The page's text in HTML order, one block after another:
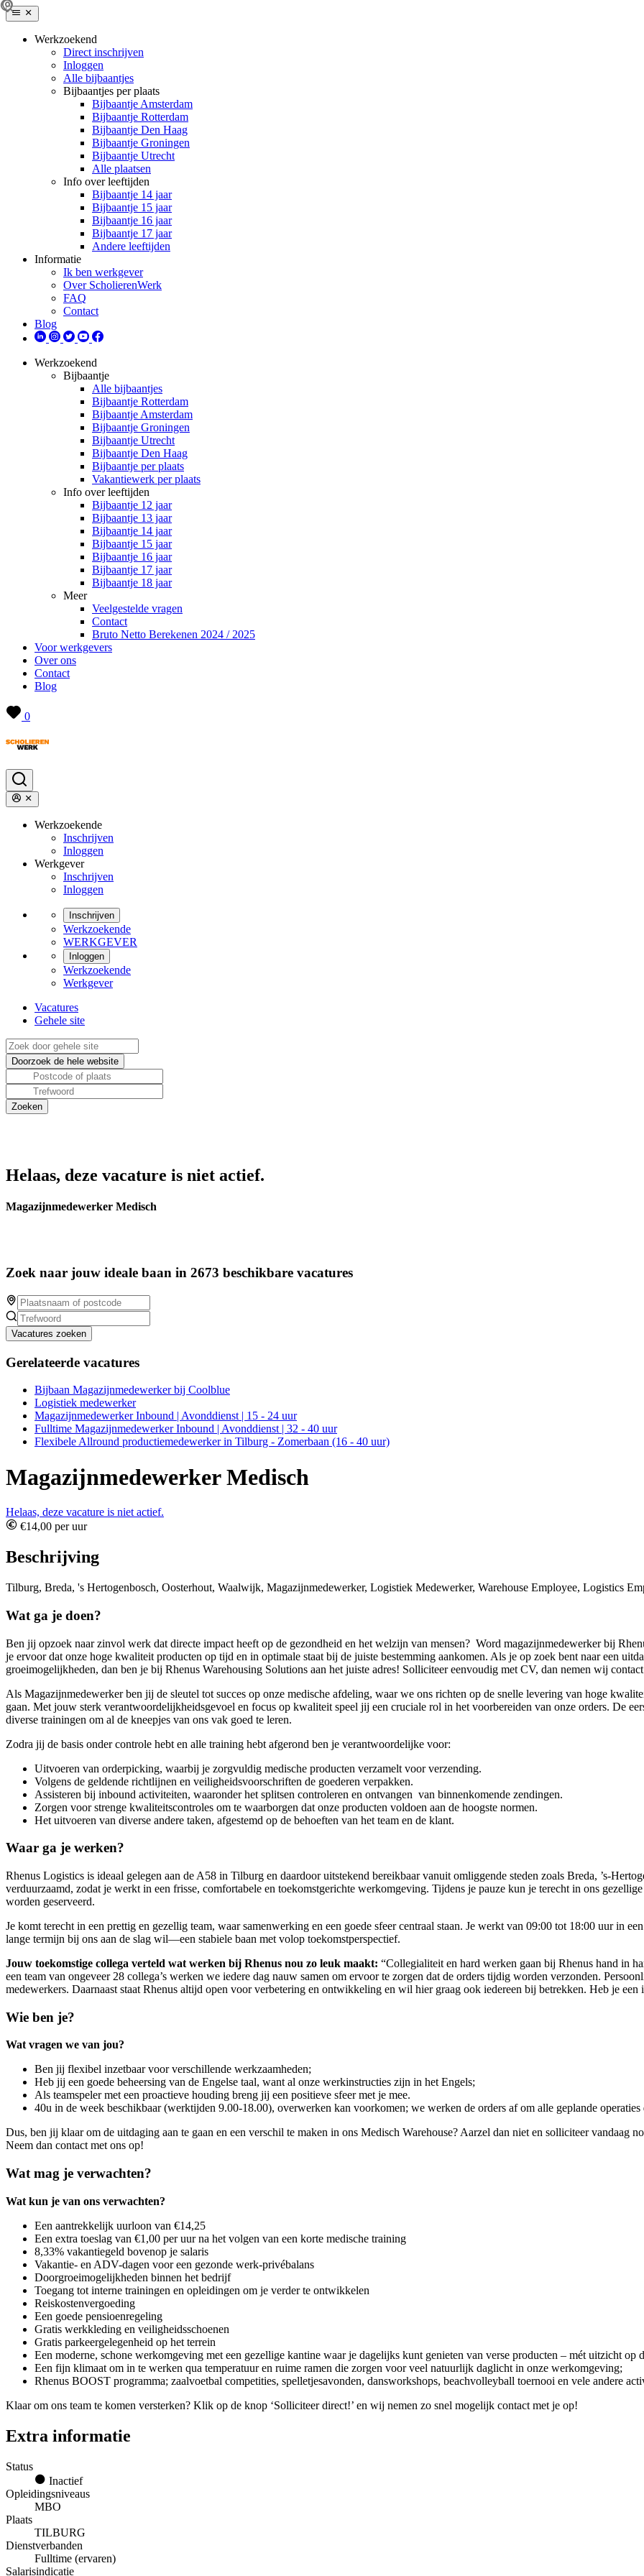
Werkzoekend
Direct inschrijven
Inloggen
Alle bijbaantjes
Bijbaantjes per plaats
Bijbaantje Amsterdam
Bijbaantje Rotterdam
Bijbaantje Den Haag
Bijbaantje Groningen
Bijbaantje Utrecht
Alle plaatsen
Info over leeftijden
Bijbaantje 14 jaar
Bijbaantje 15 jaar
Bijbaantje 16 jaar
Bijbaantje 17 jaar
Andere leeftijden
Informatie
Ik ben werkgever
Over ScholierenWerk
FAQ
Contact
Blog
Werkzoekend
Bijbaantje
Alle bijbaantjes
Bijbaantje Rotterdam
Bijbaantje Amsterdam
Bijbaantje Groningen
Bijbaantje Utrecht
Bijbaantje Den Haag
Bijbaantje per plaats
Vakantiewerk per plaats
Info over leeftijden
Bijbaantje 12 jaar
Bijbaantje 13 jaar
Bijbaantje 14 jaar
Bijbaantje 15 jaar
Bijbaantje 16 jaar
Bijbaantje 17 jaar
Bijbaantje 18 jaar
Meer
Veelgestelde vragen
Contact
Bruto Netto Berekenen 2024 / 2025
Voor werkgevers
Over ons
Contact
Blog
0
Werkzoekende
Inschrijven
Inloggen
Werkgever
Inschrijven
Inloggen
Inschrijven
Werkzoekende
WERKGEVER
Inloggen
Werkzoekende
Werkgever
Vacatures
Gehele site
Helaas, deze vacature is niet actief.
Magazijnmedewerker Medisch
Zoek naar jouw ideale baan in 2673 beschikbare vacatures
Vacatures zoeken
Gerelateerde vacatures
Bijbaan Magazijnmedewerker bij Coolblue
Logistiek medewerker
Magazijnmedewerker Inbound | Avonddienst | 15 - 24 uur
Fulltime Magazijnmedewerker Inbound | Avonddienst | 32 - 40 uur
Flexibele Allround productiemedewerker in Tilburg - Zomerbaan (16 - 40 uur)
Magazijnmedewerker Medisch
Helaas, deze vacature is niet actief.
€14,00 per uur
Beschrijving
Tilburg, Breda, 's Hertogenbosch, Oosterhout, Waalwijk, Magazijnmedewerker, Logistiek Medewerker, Warehouse Employee, Logistics
Wat ga je doen?
Ben jij opzoek naar zinvol werk dat directe impact heeft op de gezondheid en het welzijn van mensen? Word magazijnmedewerker bij
je ervoor dat onze hoge kwaliteit producten op tijd en in optimale staat bij de juiste bestemming aankomen. Als je op zoek bent naar een
groeimogelijkheden, dan ben je bij Rhenus Warehousing Solutions aan het juiste adres! Solliciteer eenvoudig met CV, dan nemen wij
Als Magazijnmedewerker ben jij de sleutel tot succes op onze medische afdeling, waar we ons richten op de snelle levering van hoge
gaan. Met jouw sterk verantwoordelijkheidsgevoel en focus op kwaliteit speel jij een cruciale rol in het voorbereiden van onze orders. De
diverse trainingen om al de kneepjes van ons vak goed te leren.
Zodra jij de basis onder controle hebt en alle training hebt afgerond ben je verantwoordelijke voor:
Uitvoeren van orderpicking, waarbij je zorgvuldig medische producten verzamelt voor verzending.
Volgens de geldende richtlijnen en veiligheidsvoorschriften de goederen verpakken.
Assisteren bij inbound activiteiten, waaronder het splitsen controleren en ontvangen van binnenkomende zendingen.
Zorgen voor strenge kwaliteitscontroles om te waarborgen dat onze producten voldoen aan de hoogste normen.
Het uitvoeren van diverse andere taken, afgestemd op de behoeften van het team en de klant.
Waar ga je werken?
Rhenus Logistics is ideaal gelegen aan de A58 in Tilburg en daardoor uitstekend bereikbaar vanuit omliggende steden zoals Breda, ’s-
verduurzaamd, zodat je werkt in een frisse, comfortabele en toekomstgerichte werkomgeving. Tijdens je pauze kun je terecht in ons
worden geserveerd.
Je komt terecht in een prettig en gezellig team, waar samenwerking en een goede sfeer centraal staan. Je werkt van 09:00 tot 18:00 uur in
lange termijn bij ons aan de slag wil—een stabiele baan met volop toekomstperspectief.
Jouw toekomstige collega verteld wat werken bij Rhenus nou zo leuk maakt: “Collegialiteit en hard werken gaan bij Rhenus hand in
een team van ongeveer 28 collega’s werken we iedere dag nauw samen om ervoor te zorgen dat de orders tijdig worden verzonden.
medewerkers. Daarnaast staat Rhenus altijd open voor verbetering en ontwikkeling en wil hier graag ook iedereen bij betrekken. Heb je
Wie ben je?
Wat vragen we van jou?
Ben jij flexibel inzetbaar voor verschillende werkzaamheden;
Heb jij een goede beheersing van de Engelse taal, want al onze werkinstructies zijn in het Engels;
Als teamspeler met een proactieve houding breng jij een positieve sfeer met je mee.
40u in de week beschikbaar (werktijden 9.00-18.00), overwerken kan voorkomen; we werken de orders af om alle geplande
Dus, ben jij klaar om de uitdaging aan te gaan en een verschil te maken in ons Medisch Warehouse? Aarzel dan niet en solliciteer
Neem dan contact met ons op!
Wat mag je verwachten?
Wat kun je van ons verwachten?
Een aantrekkelijk uurloon van €14,25
Een extra toeslag van €1,00 per uur na het volgen van een korte medische training
8,33% vakantiegeld bovenop je salaris
Vakantie- en ADV-dagen voor een gezonde werk-privébalans
Doorgroeimogelijkheden binnen het bedrijf
Toegang tot interne trainingen en opleidingen om je verder te ontwikkelen
Reiskostenvergoeding
Een goede pensioenregeling
Gratis werkkleding en veiligheidsschoenen
Gratis parkeergelegenheid op het terrein
Een moderne, schone werkomgeving met een gezellige kantine waar je dagelijks kunt genieten van verse producten – mét uitzicht op
Een fijn klimaat om in te werken qua temperatuur en ruime ramen die zorgen voor veel natuurlijk daglicht in onze werkomgeving;
Rhenus BOOST programma; zaalvoetbal competities, spelletjesavonden, dansworkshops, beachvolleyball toernooi en vele andere
Klaar om ons team te komen versterken? Klik op de knop ‘Solliciteer direct!’ en wij nemen zo snel mogelijk contact met je op!
Extra informatie
Status
Inactief
Opleidingsniveaus
MBO
Plaats
TILBURG
Dienstverbanden
Fulltime (ervaren)
Salarisindicatie